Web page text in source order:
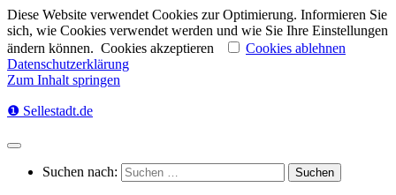
Diese Website verwendet Cookies zur Optimierung. Informieren Sie
sich, wie Cookies verwendet werden und wie Sie Ihre Einstellungen
ändern können. Cookies akzeptieren
Cookies ablehnen
Datenschutzerklärung
Zum Inhalt springen
❶ Sellestadt.de
Suchen nach: